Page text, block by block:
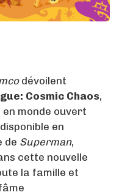
dévoilent
Cosmic Chaos,
monde ouvert
en
de Superman,
cette nouvelle
la famille et